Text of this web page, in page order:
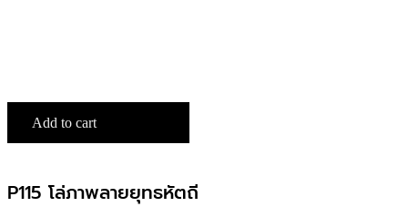
Add to cart
P115 โล่ภาพลายยุทธหัตถี